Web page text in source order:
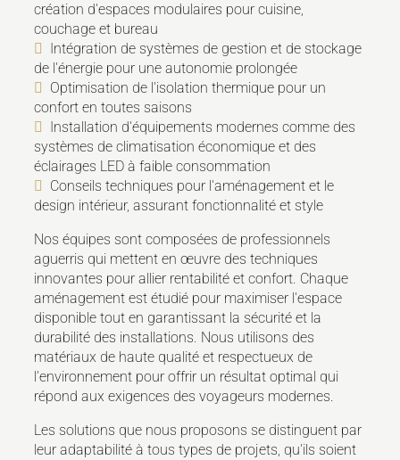
création d'espaces modulaires pour cuisine,
couchage et bureau
Intégration de systèmes de gestion et de stockage
de l'énergie pour une autonomie prolongée
Optimisation de l'isolation thermique pour un
confort en toutes saisons
Installation d'équipements modernes comme des
systèmes de climatisation économique et des
éclairages LED à faible consommation
Conseils techniques pour l'aménagement et le
design intérieur, assurant fonctionnalité et style
Nos équipes sont composées de professionnels
aguerris qui mettent en œuvre des techniques
innovantes pour allier rentabilité et confort. Chaque
aménagement est étudié pour maximiser l'espace
disponible tout en garantissant la sécurité et la
durabilité des installations. Nous utilisons des
matériaux de haute qualité et respectueux de
l'environnement pour offrir un résultat optimal qui
répond aux exigences des voyageurs modernes.
Les solutions que nous proposons se distinguent par
leur adaptabilité à tous types de projets, qu'ils soient